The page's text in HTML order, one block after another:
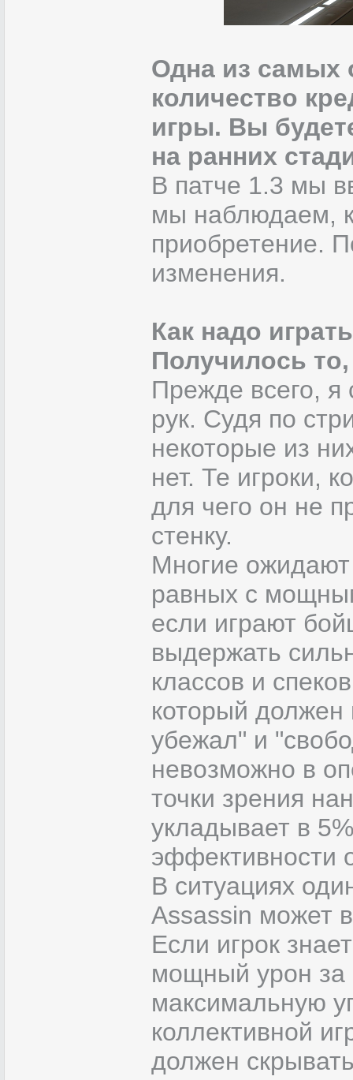
Одна из самых
количество
игры. Вы
на ранних
В патче 1.3 мы
мы наблюдаем,
приобретение.
изменения.
Как надо
Получилось
Прежде всего, я
рук. Судя по
некоторые из
нет. Те игроки,
для чего он не
стенку.
Многие
равных с
если играют
выдержать
классов и
который должен
убежал" и
невозможно в
точки зрения
укладывает в
эффективности
В ситуациях
Assassin может
Если игрок
мощный урон за
максимальную
коллективной
должен